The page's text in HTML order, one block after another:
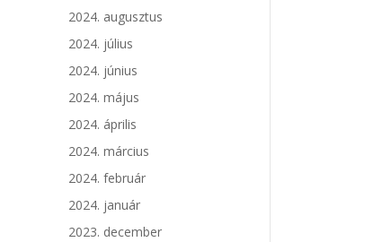
2024. augusztus
2024. július
2024. június
2024. május
2024. április
2024. március
2024. február
2024. január
2023. december